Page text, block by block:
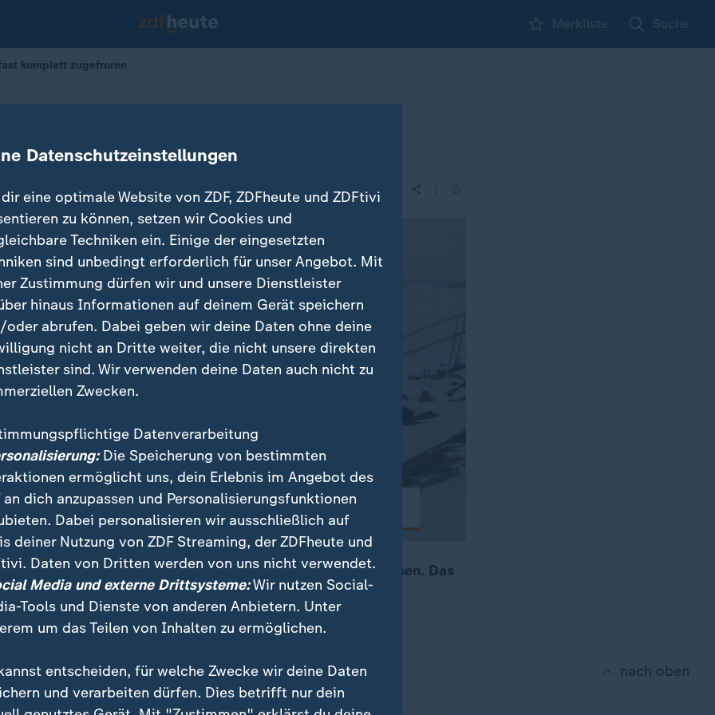
Merkliste Suche
komplett zugefroren
fast komplett zugefroren
hat in Ungarn den Plattensee fast vollständig zufrieren lassen. Das
größtem Binnensee zuletzt vor rund zehn Jahren.
nach oben
Datenschutzeinstellungen
eine optimale Website von ZDF, ZDFheute und ZDFtivi
zu können, setzen wir Cookies und
Techniken ein. Einige der eingesetzten
sind unbedingt erforderlich für unser Angebot. Mit
Zustimmung dürfen wir und unsere Dienstleister
hinaus Informationen auf deinem Gerät speichern
oder abrufen. Dabei geben wir deine Daten ohne deine
nicht an Dritte weiter, die nicht unsere direkten
sind. Wir verwenden deine Daten auch nicht zu
Zwecken.
Datenverarbeitung
Die Speicherung von bestimmten
ermöglicht uns, dein Erlebnis im Angebot des
an dich anzupassen und Personalisierungsfunktionen
Dabei personalisieren wir ausschließlich auf
deiner Nutzung von ZDF Streaming, der ZDFheute und
Daten von Dritten werden von uns nicht verwendet.
Media und externe Drittsysteme:Wir nutzen Social-
Tools und Dienste von anderen Anbietern. Unter
um das Teilen von Inhalten zu ermöglichen.
entscheiden, für welche Zwecke wir deine Daten
und verarbeiten dürfen. Dies betrifft nur dein